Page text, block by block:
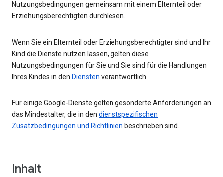
Nutzungsbedingungen gemeinsam mit einem Elternteil oder
Erziehungsberechtigten durchlesen.
Wenn Sie ein Elternteil oder Erziehungsberechtigter sind und Ihr
Kind die Dienste nutzen lassen, gelten diese
Nutzungsbedingungen für Sie und Sie sind für die Handlungen
Ihres Kindes in den Diensten verantwortlich.
Für einige Google-Dienste gelten gesonderte Anforderungen an
das Mindestalter, die in den dienstspezifischen
Zusatzbedingungen und Richtlinien beschrieben sind.
Inhalt